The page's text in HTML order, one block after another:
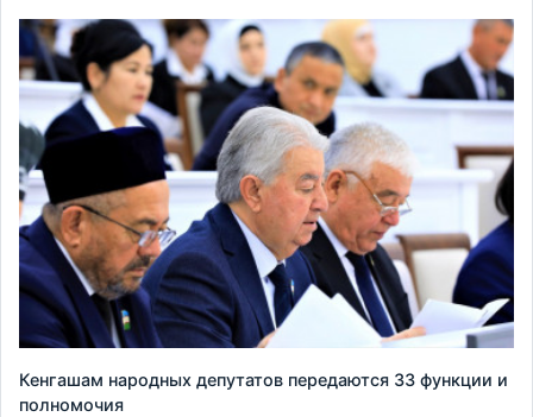
Кенгашам народных депутатов передаются 33 функции и
полномочия